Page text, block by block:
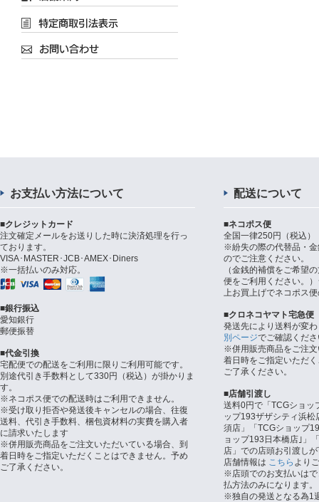
お支払い方法について
■クレジットカード
注文確定メールをお送りした時に決済処理を行っ
ております。
VISA･MASTER･JCB･AMEX･Diners
※一括払いのみ対応。
■銀行振込
愛知銀行
郵便振替
■代金引換
宅配便での配送をご利用に限りご利用可能です。
別途代引き手数料として330円（税込）が掛かりま
す。
※ネコポス便での配送時はご利用できません。
※受け取り拒否や発送後キャンセルの場合、往復
送料、代引き手数料、梱包資材料の実費を購入者
に請求いたします
※併用販売商品をご注文いただいている場合、到
着日時をご指定いただくことはできません。予め
ご了承ください。
配送について
■ネコポス便
全国一律250円（税込）
※紛失の際の代替品・
のでご注意ください。
（金銭的補償をご希望
便をご利用ください。
上お買上げでネコポス
■クロネコヤマト宅急便
発送先により送料が変
別ページでご確認くだ
※併用販売商品をご注
着日時をご指定いただ
ご了承ください。
■店舗引渡し
送料0円で「TCGショッ
ップ193ザザシティ浜
須店」「TCGショップ
ョップ193日本橋店｣」
店」での店頭お引渡し
店舗情報は こちら より
※店頭でのお支払いは
払方法のみになります。
※独自の発送となる為1